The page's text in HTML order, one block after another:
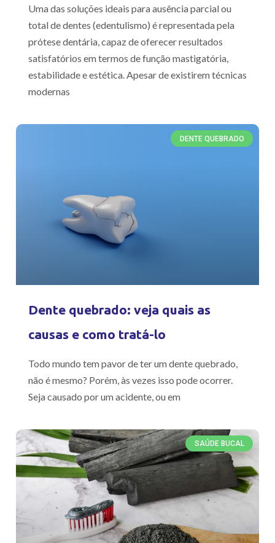
Uma das soluções ideais para ausência parcial ou
total de dentes (edentulismo) é representada pela
prótese dentária, capaz de oferecer resultados
satisfatórios em termos de função mastigatória,
estabilidade e estética. Apesar de existirem técnicas
modernas
DENTE QUEBRADO
Dente quebrado: veja quais as
causas e como tratá-lo
Todo mundo tem pavor de ter um dente quebrado,
não é mesmo? Porém, às vezes isso pode ocorrer.
Seja causado por um acidente, ou em
SAÚDE BUCAL